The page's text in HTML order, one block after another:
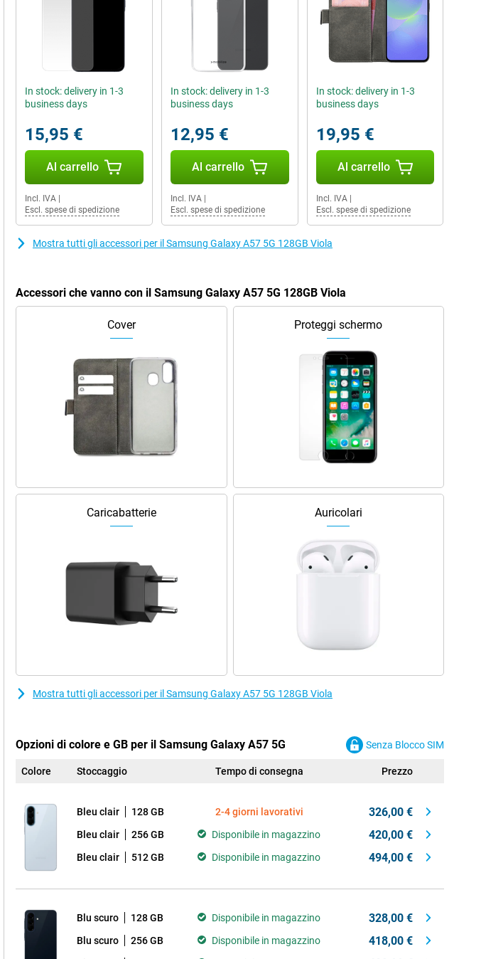
In stock: delivery in 1-3
business days
15,95 €
Al carrello
Incl. IVA
Escl. spese di spedizione
In stock: delivery in 1-3
business days
12,95 €
Al carrello
Incl. IVA|
Escl. spese di spedizione
In stock: delivery in 1-3
business days
19,95 €
Al carrello
Incl. IVA|
Escl. spese di spedizione
Mostra tutti gli accessori per il Samsung Galaxy A57 5G 128GB Viola
Accessori che vanno con il Samsung Galaxy A57 5G 128GB Viola
Cover Proteggi schermo
Caricabatterie Auricolari
Mostra tutti gli accessori per il Samsung Galaxy A57 5G 128GB Viola
Opzioni di colore e GB per il Samsung Galaxy A57 5G Senza Blocco SIM
Colore Stoccaggio Tempo di consegna Prezzo
Bleu clair 128 GB 2-4 giorni lavorativi 326,00 €
Bleu clair 256 GB Disponibile in magazzino 420,00 €
Bleu clair 512 GB Disponibile in magazzino 494,00 €
Blu scuro 128 GB Disponibile in magazzino 328,00 €
Blu scuro 256 GB Disponibile in magazzino 418,00 €